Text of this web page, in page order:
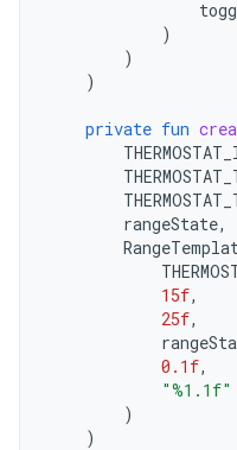
)
)
)
private fun
rangeState,
15f,
25f,
0.1f,
"%1.1f"
)
)